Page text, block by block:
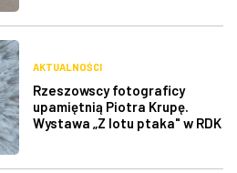
AKTUALNOŚCI
Rzeszowscy fotograficy
upamiętnią Piotra Krupę.
Wystawa „Z lotu ptaka" w RDK